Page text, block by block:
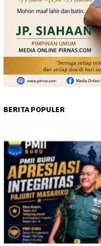
BERITA POPULER